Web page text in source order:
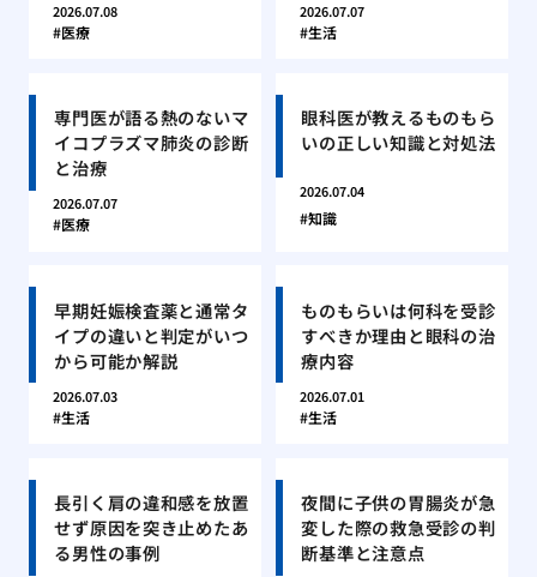
2026.07.08
医療
2026.07.07
生活
専門医が語る熱のないマ
イコプラズマ肺炎の診断
と治療
2026.07.07
医療
眼科医が教えるものもら
いの正しい知識と対処法
2026.07.04
知識
早期妊娠検査薬と通常タ
イプの違いと判定がいつ
から可能か解説
2026.07.03
生活
ものもらいは何科を受診
すべきか理由と眼科の治
療内容
2026.07.01
生活
長引く肩の違和感を放置
せず原因を突き止めたあ
る男性の事例
夜間に子供の胃腸炎が急
変した際の救急受診の判
断基準と注意点